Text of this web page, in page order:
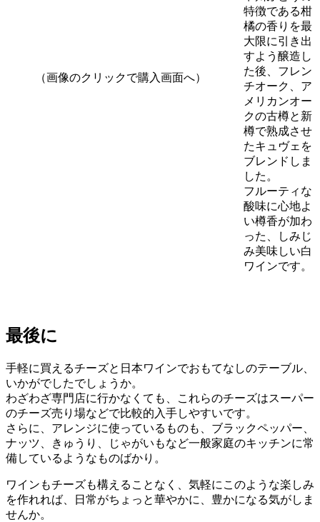
（画像のクリックで購入画面へ）
特徴である柑
橘の香りを最
大限に引き出
すよう醸造し
た後、フレン
チオーク、ア
メリカンオー
クの古樽と新
樽で熟成させ
たキュヴェを
ブレンドしま
した。
フルーティな
酸味に心地よ
い樽香が加わ
った、しみじ
み美味しい白
ワインです。
最後に
手軽に買えるチーズと日本ワインでおもてなしのテーブル、
いかがでしたでしょうか。
わざわざ専門店に行かなくても、これらのチーズはスーパー
のチーズ売り場などで比較的入手しやすいです。
さらに、アレンジに使っているものも、ブラックペッパー、
ナッツ、きゅうり、じゃがいもなど一般家庭のキッチンに常
備しているようなものばかり。
ワインもチーズも構えることなく、気軽にこのような楽しみ
を作れれば、日常がちょっと華やかに、豊かになる気がしま
せんか。